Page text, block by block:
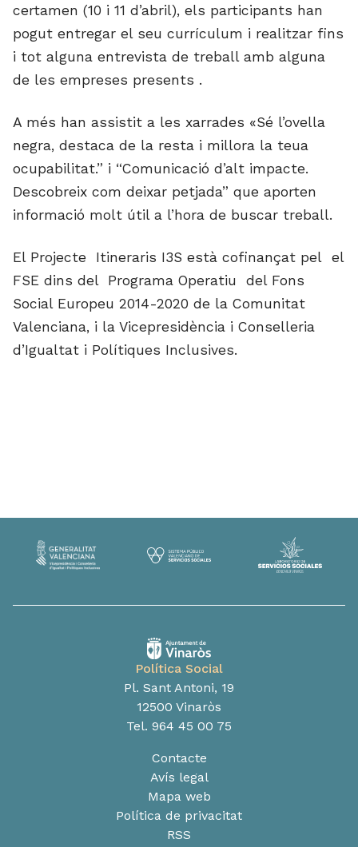
certamen (10 i 11 d’abril), els participants han
pogut entregar el seu currículum i realitzar fins
i tot alguna entrevista de treball amb alguna
de les empreses presents .
A més han assistit a les xarrades «Sé l’ovella
negra, destaca de la resta i millora la teua
ocupabilitat.” i “Comunicació d’alt impacte.
Descobreix com deixar petjada” que aporten
informació molt útil a l’hora de buscar treball.
El Projecte Itineraris I3S està cofinançat pel el
FSE dins del Programa Operatiu del Fons
Social Europeu 2014-2020 de la Comunitat
Valenciana, i la Vicepresidència i Conselleria
d’Igualtat i Polítiques Inclusives.
Política Social
Pl. Sant Antoni, 19
12500 Vinaròs
Tel. 964 45 00 75
Contacte
Avís legal
Mapa web
Política de privacitat
RSS